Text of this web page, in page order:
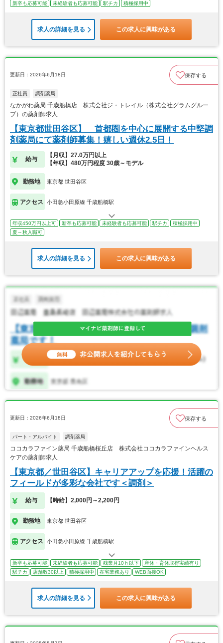
新卒も応募可能 未経験者も応募可能 駅チカ 積極採用中
求人の詳細を見る この求人に興味がある
更新日：2026年6月18日 保存する
正社員 調剤薬局
なかがわ薬局 千歳船橋店 株式会社ジ・トレイル（株式会社グラムグルー
プ）の薬剤師求人
【東京都世田谷区】 首都圏を中心に展開する中堅調
剤薬局にて薬剤師募集！嬉しい週休2.5日！
給与
【月収】27.0万円以上
【年収】480万円程度 30歳～モデル
勤務地 東京都 世田谷区
アクセス 小田急小田原線 千歳船橋駅
年収450万円以上可 新卒も応募可能 未経験者も応募可能 駅チカ
積極採用中
夏～秋入職可
求人の詳細を見る この求人に興味がある
更新日：2026年6月18日 保存する
パート・アルバイト 調剤薬局
ココカラファイン薬局 千歳船橋桜丘店 株式会社ココカラファインヘルス
ケアの薬剤師求人
【東京都／世田谷区】キャリアアップを応援！活躍の
フィールドが多彩な会社です＜調剤＞
給与 【時給】2,000円～2,200円
勤務地 東京都 世田谷区
アクセス 小田急小田原線 千歳船橋駅
新卒も応募可能 未経験者も応募可能 残業月10ｈ以下
産休・育休取得実績有り
駅チカ
店舗数30以上 積極採用中 在宅業務あり WEB面接OK
求人の詳細を見る この求人に興味がある